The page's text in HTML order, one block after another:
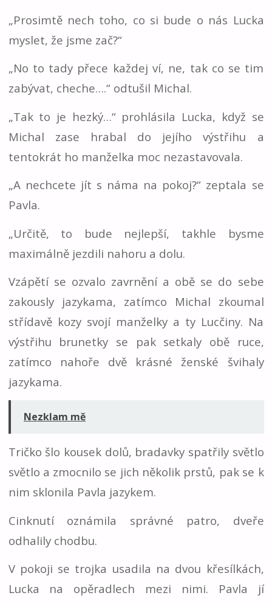
„Prosimtě nech toho, co si bude o nás Lucka
myslet, že jsme zač?“
„No to tady přece každej ví, ne, tak co se tim
zabývat, cheche….“ odtušil Michal.
„Tak to je hezký…“ prohlásila Lucka, když se
Michal zase hrabal do jejího výstřihu a
tentokrát ho manželka moc nezastavovala.
„A nechcete jít s náma na pokoj?“ zeptala se
Pavla.
„Určitě, to bude nejlepší, takhle bysme
maximálně jezdili nahoru a dolu.
Vzápětí se ozvalo zavrnění a obě se do sebe
zakously jazykama, zatímco Michal zkoumal
střídavě kozy svojí manželky a ty Lucčiny. Na
výstřihu brunetky se pak setkaly obě ruce,
zatímco nahoře dvě krásné ženské švihaly
jazykama.
Nezklam mě
Tričko šlo kousek dolů, bradavky spatřily světlo
světlo a zmocnilo se jich několik prstů, pak se k
nim sklonila Pavla jazykem.
Cinknutí oznámila správné patro, dveře
odhalily chodbu.
V pokoji se trojka usadila na dvou křesílkách,
Lucka na opěradlech mezi nimi. Pavla jí